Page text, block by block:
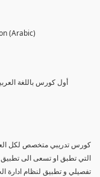
(Arabic)
أول كورس باللغة
كورس تدريبي متخصص لكل
التي تطبق او تسعى الى تطبيق
تفصيلي و تطبيق لنظام ادارة الجودة